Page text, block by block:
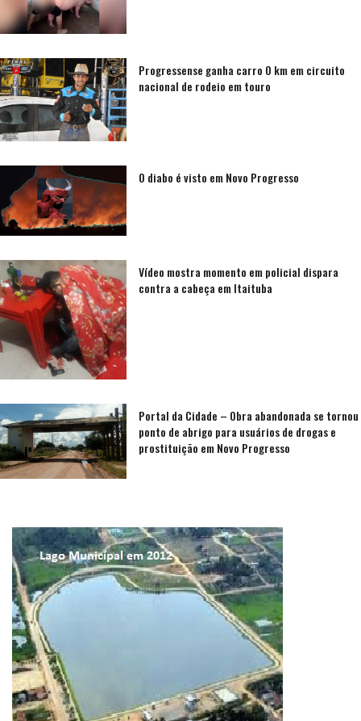
Progressense ganha carro 0 km em circuito
nacional de rodeio em touro
O diabo é visto em Novo Progresso
Vídeo mostra momento em policial dispara
contra a cabeça em Itaituba
Portal da Cidade – Obra abandonada se tornou
ponto de abrigo para usuários de drogas e
prostituição em Novo Progresso